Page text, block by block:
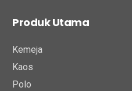
Produk Utama
Kemeja
Kaos
Polo